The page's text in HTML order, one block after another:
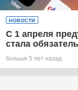
НОВОСТИ
С 1 апреля
стала
больше 5 лет назад